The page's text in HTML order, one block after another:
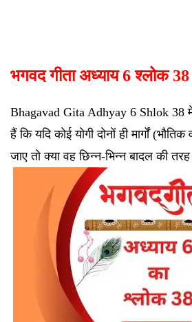
भगवद गीता अध्याय 6 श्लोक 38
Bhagavad Gita Adhyay 6 Shlok 38
हैं कि यदि कोई योगी दोनों ही मार्गों
जाए तो क्या वह छिन्न-भिन्न बादल की तरह